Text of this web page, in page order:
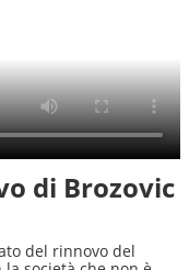
di Brozovic
del rinnovo del